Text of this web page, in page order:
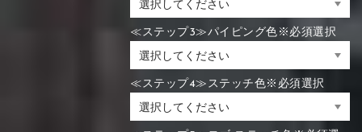
≪ステップ3≫パイピング色※必須選択
≪ステップ4≫ステッチ色※必須選択